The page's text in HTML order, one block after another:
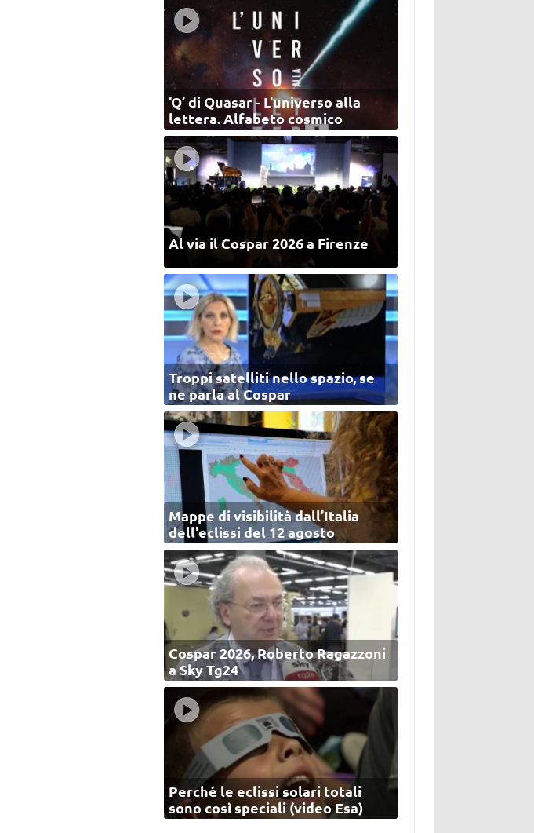
‘Q’ di Quasar - L'universo alla
lettera. Alfabeto cosmico
Al via il Cospar 2026 a Firenze
Troppi satelliti nello spazio, se
ne parla al Cospar
Mappe di visibilità dall’Italia
dell'eclissi del 12 agosto
Cospar 2026, Roberto Ragazzoni
a Sky Tg24
Perché le eclissi solari totali
sono così speciali (video Esa)